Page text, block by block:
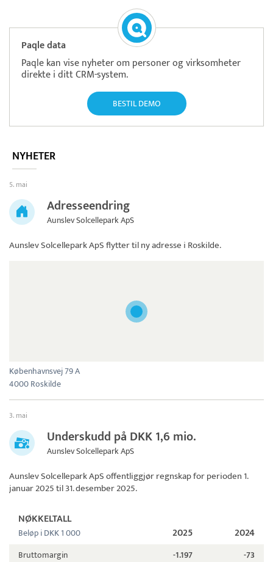
Paqle data
Paqle kan vise nyheter om personer og virksomheter
direkte i ditt CRM-system.
BESTIL DEMO
NYHETER
5. mai
Adresseendring
Aunslev Solcellepark ApS
Aunslev Solcellepark ApSflytter til ny adresse i Roskilde.
Københavnsvej 79 A
4000 Roskilde
3. mai
Underskudd på DKK 1,6 mio.
Aunslev Solcellepark ApS
Aunslev Solcellepark ApSoffentliggjør regnskap for perioden 1.
januar 2025 til 31. desember 2025.
NØKKELTALL
Beløp i DKK 1 000 2025 2024
Bruttomargin -1.197 -73